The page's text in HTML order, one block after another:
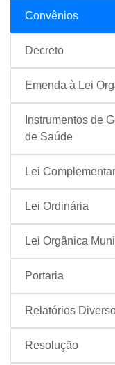
Convênios
Decreto
Emenda à Lei
Instrumentos de
de Saúde
Lei Complementar
Lei Ordinária
Lei Orgânica
Portaria
Relatórios
Resolução